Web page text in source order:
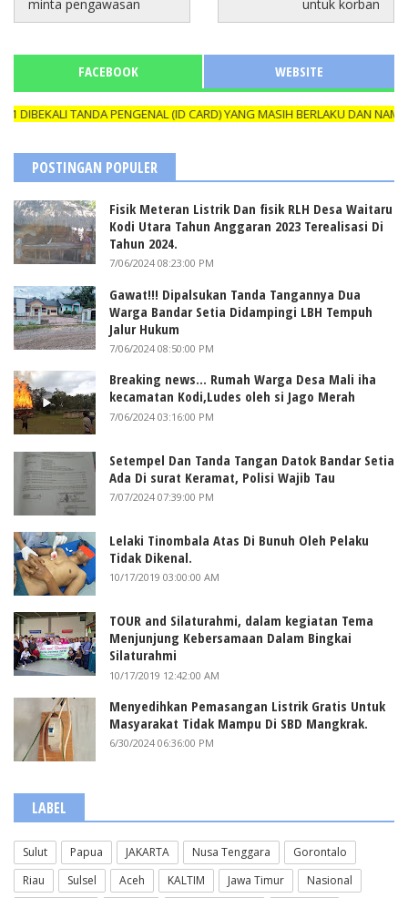
minta pengawasan untuk korban
FACEBOOK WEBSITE
TANDA PENGENAL (ID CARD) YANG MASIH BERLAKU DAN
POSTINGAN POPULER
Fisik Meteran Listrik Dan fisik RLH Desa Waitaru
Kodi Utara Tahun Anggaran 2023 Terealisasi Di
Tahun 2024.
7/06/2024 08:23:00 PM
Gawat!!! Dipalsukan Tanda Tangannya Dua
Warga Bandar Setia Didampingi LBH Tempuh
Jalur Hukum
7/06/2024 08:50:00 PM
Breaking news... Rumah Warga Desa Mali iha
kecamatan Kodi,Ludes oleh si Jago Merah
7/06/2024 03:16:00 PM
Setempel Dan Tanda Tangan Datok Bandar Setia
Ada Di surat Keramat, Polisi Wajib Tau
7/07/2024 07:39:00 PM
Lelaki Tinombala Atas Di Bunuh Oleh Pelaku
Tidak Dikenal.
10/17/2019 03:00:00 AM
TOUR and Silaturahmi, dalam kegiatan Tema
Menjunjung Kebersamaan Dalam Bingkai
Silaturahmi
10/17/2019 12:42:00 AM
Menyedihkan Pemasangan Listrik Gratis Untuk
Masyarakat Tidak Mampu Di SBD Mangkrak.
6/30/2024 06:36:00 PM
LABEL
Sulut Papua JAKARTA Nusa Tenggara
Gorontalo
Riau
Sulsel Aceh KALTIM Jawa Timur
Nasional